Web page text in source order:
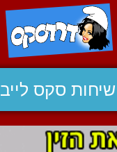
שיחות סקס לייב